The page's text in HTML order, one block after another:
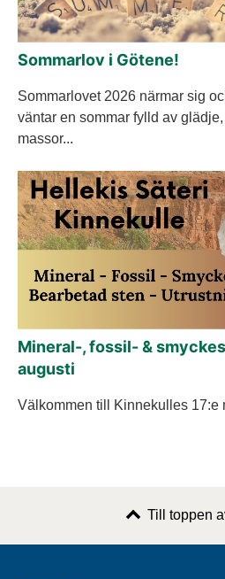
Sommarlov i Götene!
Sommarlovet 2026 närmar sig
väntar en sommar fylld av
massor...
Mineral-, fossil- &
augusti
Välkommen till Kinnekulles 17:e
Till toppen